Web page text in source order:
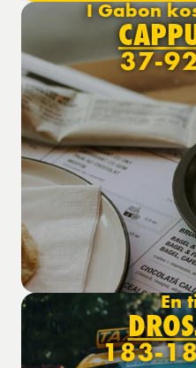
I Gabon
37-
En
183-